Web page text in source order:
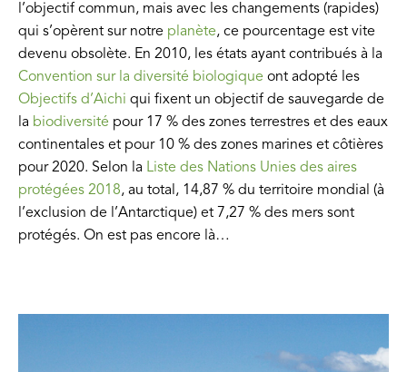
l’objectif commun, mais avec les changements (rapides)
qui s’opèrent sur notre planète, ce pourcentage est vite
devenu obsolète. En 2010, les états ayant contribués à la
Convention sur la diversité biologique ont adopté les
Objectifs d’Aichi qui fixent un objectif de sauvegarde de
la biodiversité pour 17 % des zones terrestres et des eaux
continentales et pour 10 % des zones marines et côtières
pour 2020. Selon la Liste des Nations Unies des aires
protégées 2018, au total, 14,87 % du territoire mondial (à
l’exclusion de l’Antarctique) et 7,27 % des mers sont
protégés. On est pas encore là…